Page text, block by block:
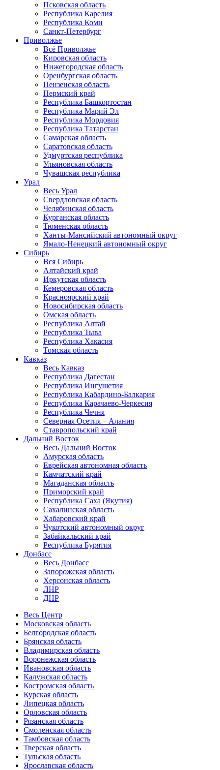
Псковская область
Республика Карелия
Республика Коми
Санкт-Петербург
Приволжье
Всё Приволжье
Кировская область
Нижегородская область
Оренбургская область
Пензенская область
Пермский край
Республика Башкортостан
Республика Марий Эл
Республика Мордовия
Республика Татарстан
Самарская область
Саратовская область
Удмуртская республика
Ульяновская область
Чувашская республика
Урал
Весь Урал
Свердловская область
Челябинская область
Курганская область
Тюменская область
Ханты-Мансийский автономный округ
Ямало-Ненецкий автономный округ
Сибирь
Вся Сибирь
Алтайский край
Иркутская область
Кемеровская область
Красноярский край
Новосибирская область
Омская область
Республика Алтай
Республика Тыва
Республика Хакасия
Томская область
Кавказ
Весь Кавказ
Республика Дагестан
Республика Ингушетия
Республика Кабардино-Балкария
Республика Карачаево-Черкесия
Республика Чечня
Северная Осетия – Алания
Ставропольский край
Дальний Восток
Весь Дальний Восток
Амурская область
Еврейская автономная область
Камчатский край
Магаданская область
Приморский край
Республика Саха (Якутия)
Сахалинская область
Хабаровский край
Чукотский автономный округ
Забайкальский край
Республика Бурятия
Донбасс
Весь Донбасс
Запорожская область
Херсонская область
ЛНР
ДНР
Весь Центр
Московская область
Белгородская область
Брянская область
Владимирская область
Воронежская область
Ивановская область
Калужская область
Костромская область
Курская область
Липецкая область
Орловская область
Рязанская область
Смоленская область
Тамбовская область
Тверская область
Тульская область
Ярославская область